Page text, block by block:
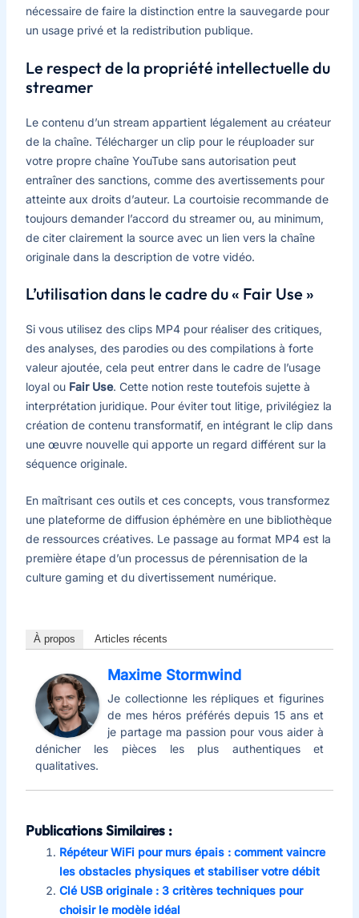
nécessaire de faire la distinction entre la sauvegarde pour
un usage privé et la redistribution publique.
Le respect de la propriété intellectuelle du
streamer
Le contenu d’un stream appartient légalement au créateur
de la chaîne. Télécharger un clip pour le réuploader sur
votre propre chaîne YouTube sans autorisation peut
entraîner des sanctions, comme des avertissements pour
atteinte aux droits d’auteur. La courtoisie recommande de
toujours demander l’accord du streamer ou, au minimum,
de citer clairement la source avec un lien vers la chaîne
originale dans la description de votre vidéo.
L’utilisation dans le cadre du « Fair Use »
Si vous utilisez des clips MP4 pour réaliser des critiques,
des analyses, des parodies ou des compilations à forte
valeur ajoutée, cela peut entrer dans le cadre de l’usage
loyal ou Fair Use. Cette notion reste toutefois sujette à
interprétation juridique. Pour éviter tout litige, privilégiez la
création de contenu transformatif, en intégrant le clip dans
une œuvre nouvelle qui apporte un regard différent sur la
séquence originale.
En maîtrisant ces outils et ces concepts, vous transformez
une plateforme de diffusion éphémère en une bibliothèque
de ressources créatives. Le passage au format MP4 est la
première étape d’un processus de pérennisation de la
culture gaming et du divertissement numérique.
À propos Articles récents
Maxime Stormwind
Je collectionne les répliques et figurines
de mes héros préférés depuis 15 ans et
je partage ma passion pour vous aider à
dénicher les pièces les plus authentiques et
qualitatives.
Publications Similaires :
Répéteur WiFi pour murs épais : comment vaincre
les obstacles physiques et stabiliser votre débit
Clé USB originale : 3 critères techniques pour
choisir le modèle idéal